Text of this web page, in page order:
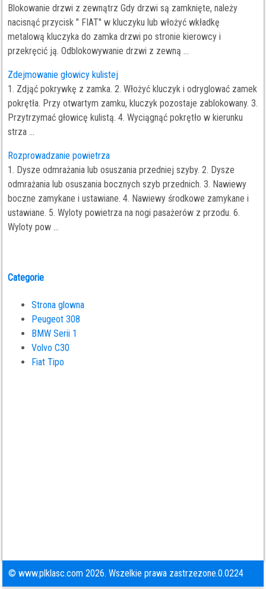
Blokowanie drzwi z zewnątrz Gdy drzwi są zamknięte, należy
nacisnąć przycisk " FIAT" w kluczyku lub włożyć wkładkę
metalową kluczyka do zamka drzwi po stronie kierowcy i
przekręcić ją. Odblokowywanie drzwi z zewną ...
Zdejmowanie głowicy kulistej
1. Zdjąć pokrywkę z zamka. 2. Włożyć kluczyk i odryglować zamek
pokrętła. Przy otwartym zamku, kluczyk pozostaje zablokowany. 3.
Przytrzymać głowicę kulistą. 4. Wyciągnąć pokrętło w kierunku
strza ...
Rozprowadzanie powietrza
1. Dysze odmrażania lub osuszania przedniej szyby. 2. Dysze
odmrażania lub osuszania bocznych szyb przednich. 3. Nawiewy
boczne zamykane i ustawiane. 4. Nawiewy środkowe zamykane i
ustawiane. 5. Wyloty powietrza na nogi pasażerów z przodu. 6.
Wyloty pow ...
Categorie
Strona glowna
Peugeot 308
BMW Serii 1
Volvo C30
Fiat Tipo
© www.plklasc.com 2026. Wszelkie prawa zastrzezone.0.0224